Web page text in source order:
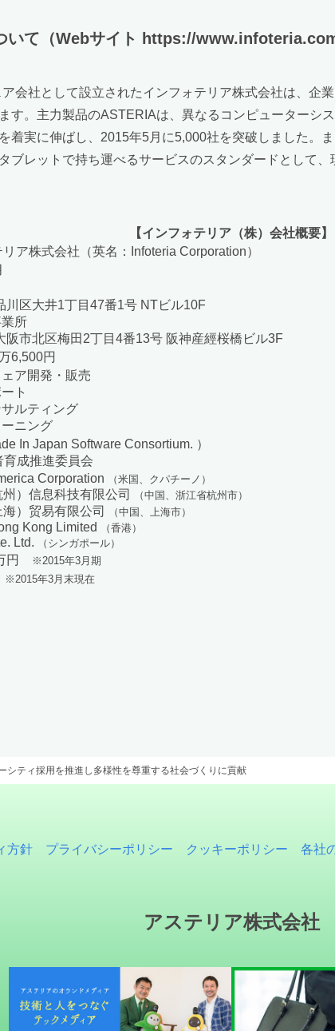
いて（Webサイト https://
会社として設立されたインフォテリア株式会社は、企
す。主力製品のASTERIAは、異なるコンピューターシ
着実に伸ばし、2015年5月に5,000社を突破しました。
ブレットで持ち運べるサービスのスタンダードとして
【インフォテリア（株）会社概要】
ア株式会社（英名：Infoteria Corporation）
区大井1丁目47番1号 NTビル10F
所
市北区梅田2丁目4番13号 阪神産經桜橋ビル3F
6,500円
ア開発・販売
ト
ルティング
ニング
In Japan Software Consortium. ）
育成推進委員会
Corporation （米国、クパチーノ）
）信息科技有限公司 （中国、浙江省杭州市）
）贸易有限公司 （中国、上海市）
Kong Limited （香港）
Ltd. （シンガポール）
円 ※2015年3月期
※2015年3月末現在
シティ採用を推進し多様性を尊重する社会づくりに貢献
方針 プライバシーポリシー クッキーポリシー 各社
アステリア株式会社